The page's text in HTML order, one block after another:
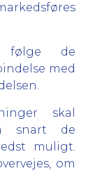
følge de
med
skal
snart de
muligt.
om